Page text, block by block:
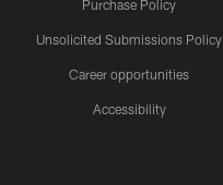
Purchase Policy
Unsolicited Submissions Policy
Career opportunities
Accessibility